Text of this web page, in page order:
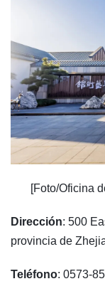
[Foto/Oficina
Dirección: 500
provincia de
Teléfono: 0573-